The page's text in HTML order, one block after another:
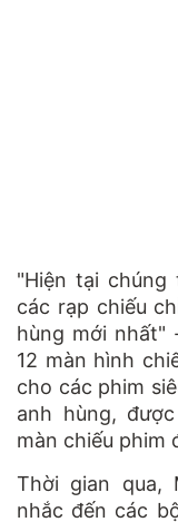
"Hiện tại
các rạp chiếu
hùng mới nhất"
12 màn hình
cho các phim
anh hùng,
màn chiếu phim
Thời gian qua,
nhắc đến các